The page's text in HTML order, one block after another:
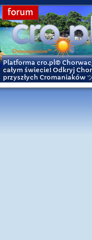
forum
Platforma cro.pl©
całym świecie! Odkryj
przyszłych Cromaniaków